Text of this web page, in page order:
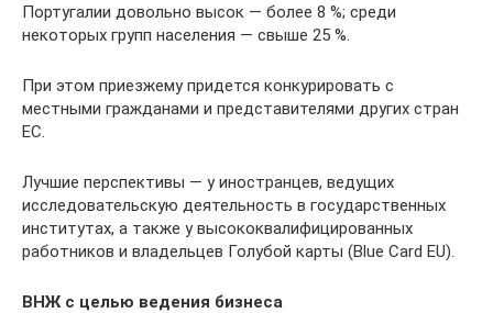
Португалии довольно высок — более 8 %; среди
некоторых групп населения — свыше 25 %.
При этом приезжему придется конкурировать с
местными гражданами и представителями других стран
ЕС.
Лучшие перспективы — у иностранцев, ведущих
исследовательскую деятельность в государственных
институтах, а также у высококвалифицированных
работников и владельцев Голубой карты (Blue Card EU).
ВНЖ с целью ведения бизнеса